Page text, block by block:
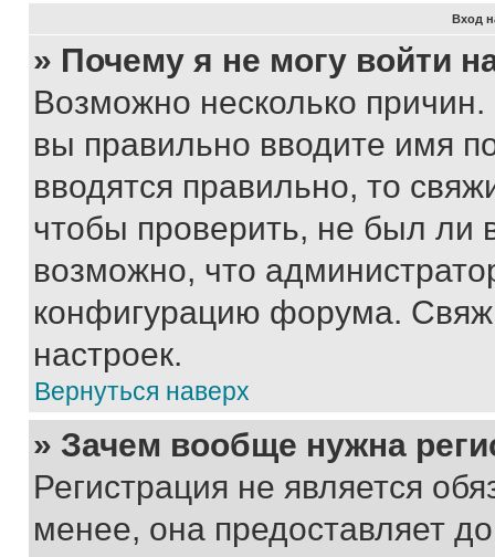
Вход
» Почему я не могу войти
Возможно несколько
вы правильно вводите имя
вводятся правильно, то
чтобы проверить, не был ли
возможно, что
конфигурацию форума.
настроек.
Вернуться наверх
» Зачем вообще нужна
Регистрация не является
менее, она предоставляет